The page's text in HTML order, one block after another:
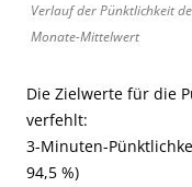
Verlauf der Pünktlichkeit
Monate-Mittelwert
Die Zielwerte für die
verfehlt:
3-Minuten-
94,5 %)